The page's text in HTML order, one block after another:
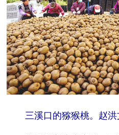
三溪口的猕猴桃。赵